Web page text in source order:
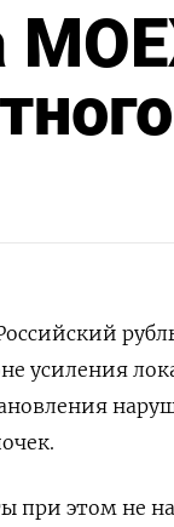
усиления
этом не